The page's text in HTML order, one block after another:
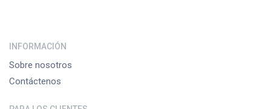
INFORMACIÓN
Sobre nosotros
Contáctenos